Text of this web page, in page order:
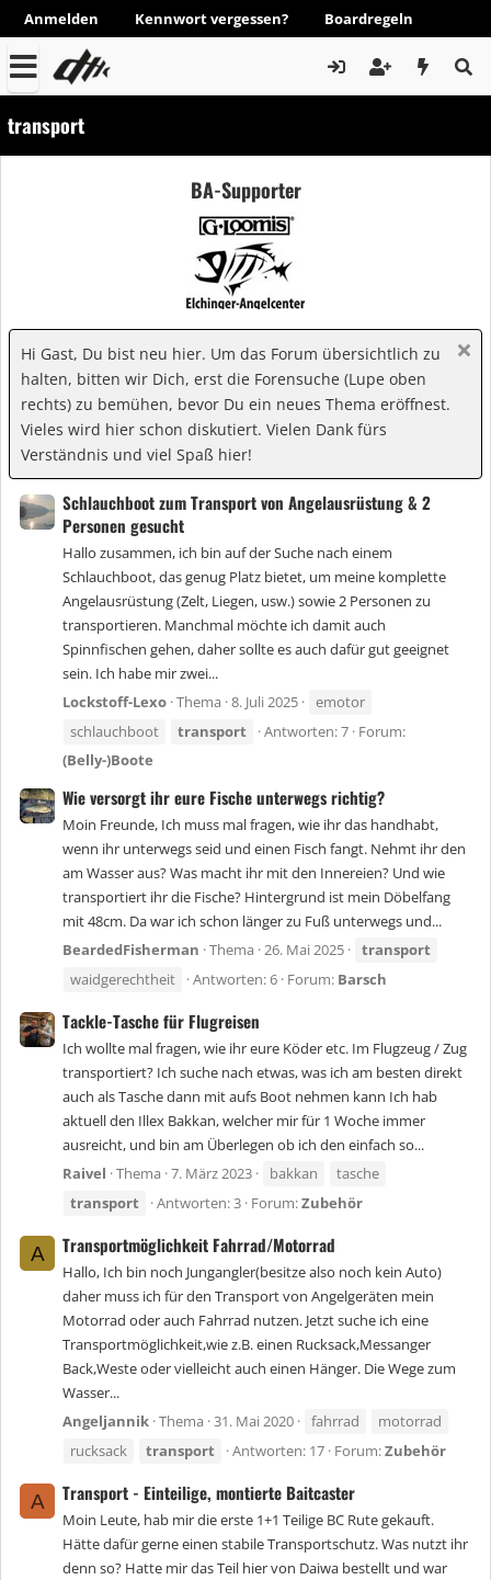
Anmelden Kennwort vergessen? Boardregeln
transport
BA-Supporter
Hi Gast, Du bist neu hier. Um das Forum übersichtlich zu
halten, bitten wir Dich, erst die Forensuche (Lupe oben
rechts) zu bemühen, bevor Du ein neues Thema eröffnest.
Vieles wird hier schon diskutiert. Vielen Dank fürs
Verständnis und viel Spaß hier!
Schlauchboot zum Transport von Angelausrüstung & 2
Personen gesucht
Hallo zusammen, ich bin auf der Suche nach einem
Schlauchboot, das genug Platz bietet, um meine komplette
Angelausrüstung (Zelt, Liegen, usw.) sowie 2 Personen zu
transportieren. Manchmal möchte ich damit auch
Spinnfischen gehen, daher sollte es auch dafür gut geeignet
sein. Ich habe mir zwei...
Lockstoff-Lexo Thema 8. Juli 2025
emotor
schlauchboot
transport Antworten: 7 Forum:
(Belly-)Boote
Wie versorgt ihr eure Fische unterwegs richtig?
Moin Freunde, Ich muss mal fragen, wie ihr das handhabt,
wenn ihr unterwegs seid und einen Fisch fangt. Nehmt ihr den
am Wasser aus? Was macht ihr mit den Innereien? Und wie
transportiert ihr die Fische? Hintergrund ist mein Döbelfang
mit 48cm. Da war ich schon länger zu Fuß unterwegs und...
BeardedFisherman Thema 26. Mai 2025
transport
waidgerechtheit
Antworten: 6 Forum: Barsch
Tackle-Tasche für Flugreisen
Ich wollte mal fragen, wie ihr eure Köder etc. Im Flugzeug / Zug
transportiert? Ich suche nach etwas, was ich am besten direkt
auch als Tasche dann mit aufs Boot nehmen kann Ich hab
aktuell den Illex Bakkan, welcher mir für 1 Woche immer
ausreicht, und bin am Überlegen ob ich den einfach so...
Raivel Thema 7. März 2023 bakkan
tasche
transport
Antworten: 3 Forum:Zubehör
A Transportmöglichkeit Fahrrad/Motorrad
Hallo, Ich bin noch Jungangler(besitze also noch kein Auto)
daher muss ich für den Transport von Angelgeräten mein
Motorrad oder auch Fahrrad nutzen. Jetzt suche ich eine
Transportmöglichkeit,wie z.B. einen Rucksack,Messanger
Back,Weste oder vielleicht auch einen Hänger. Die Wege zum
Wasser...
Angeljannik Thema 31. Mai 2020 fahrrad
motorrad
rucksack
transport Antworten: 17 Forum:Zubehör
A Transport - Einteilige, montierte Baitcaster
Moin Leute, hab mir die erste 1+1 Teilige BC Rute gekauft.
Hätte dafür gerne einen stabile Transportschutz. Was nutzt ihr
denn so? Hatte mir das Teil hier von Daiwa bestellt und war